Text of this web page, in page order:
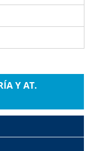
Y AT.